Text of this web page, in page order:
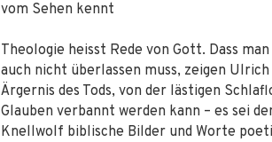
vom Sehen kennt
Theologie heisst Rede von Gott. Dass
auch nicht überlassen muss, zeigen
Ärgernis des Tods, von der lästigen
Glauben verbannt werden kann – es sei
Knellwolf biblische Bilder und Worte